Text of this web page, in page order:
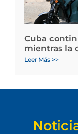
Cuba
mientras la
Leer Más >>